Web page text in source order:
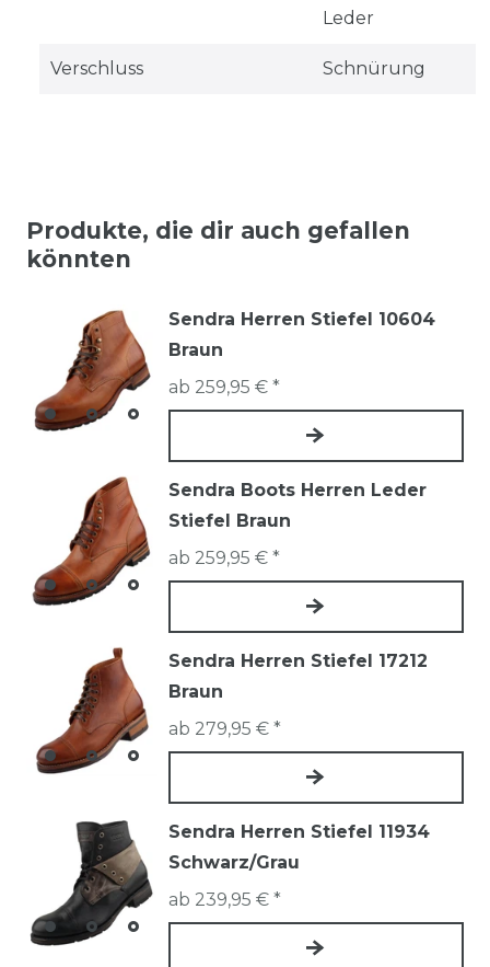
Leder
Verschluss Schnürung
Produkte, die dir auch gefallen
könnten
Sendra Herren Stiefel 10604
Braun
ab 259,95 € *
Sendra Boots Herren Leder
Stiefel Braun
ab 259,95 € *
Sendra Herren Stiefel 17212
Braun
ab 279,95 € *
Sendra Herren Stiefel 11934
Schwarz/Grau
ab 239,95 € *